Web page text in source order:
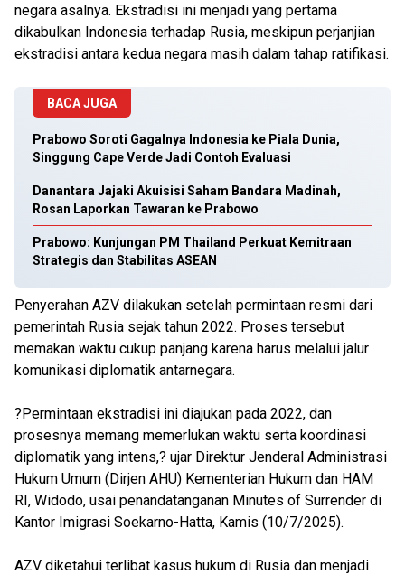
negara asalnya. Ekstradisi ini menjadi yang pertama
dikabulkan Indonesia terhadap Rusia, meskipun perjanjian
ekstradisi antara kedua negara masih dalam tahap ratifikasi.
BACA JUGA
Prabowo Soroti Gagalnya Indonesia ke Piala Dunia,
Singgung Cape Verde Jadi Contoh Evaluasi
Danantara Jajaki Akuisisi Saham Bandara Madinah,
Rosan Laporkan Tawaran ke Prabowo
Prabowo: Kunjungan PM Thailand Perkuat Kemitraan
Strategis dan Stabilitas ASEAN
Penyerahan AZV dilakukan setelah permintaan resmi dari
pemerintah Rusia sejak tahun 2022. Proses tersebut
memakan waktu cukup panjang karena harus melalui jalur
komunikasi diplomatik antarnegara.
?Permintaan ekstradisi ini diajukan pada 2022, dan
prosesnya memang memerlukan waktu serta koordinasi
diplomatik yang intens,? ujar Direktur Jenderal Administrasi
Hukum Umum (Dirjen AHU) Kementerian Hukum dan HAM
RI, Widodo, usai penandatanganan Minutes of Surrender di
Kantor Imigrasi Soekarno-Hatta, Kamis (10/7/2025).
AZV diketahui terlibat kasus hukum di Rusia dan menjadi